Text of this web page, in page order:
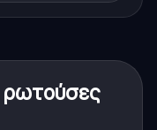
ρωτούσες